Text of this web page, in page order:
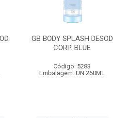
GB BODY SPLASH DESOD
CORP. BLUE
Código: 5283
Embalagem: UN 260ML